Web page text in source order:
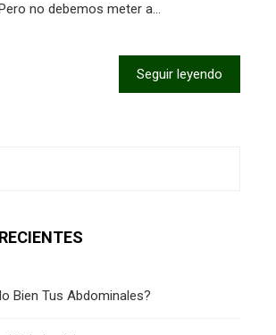
no debemos meter a…
Seguir leyendo
Bien Tus Abdominales?